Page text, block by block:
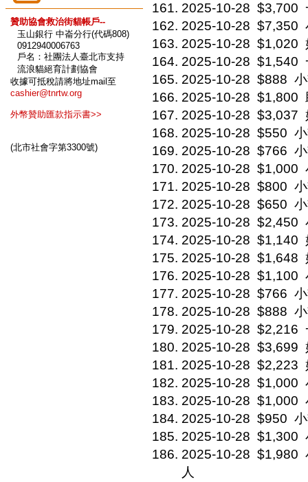
贊助協會救治街貓帳戶--
玉山銀行 中崙分行(代碼808)
0912940006763
戶名：社團法人臺北市支持
流浪貓絕育計劃協會
收據可抵稅請將地址mail至
cashier@tnrtw.org
外幣贊助匯款指示書>>
(北市社會字第3300號)
2025-10-28 $3,700
2025-10-28 $7,350
2025-10-28 $1,020
2025-10-28 $1,540
2025-10-28 $888
2025-10-28 $1,800
2025-10-28 $3,037
2025-10-28 $550
2025-10-28 $766
2025-10-28 $1,000
2025-10-28 $800
2025-10-28 $650
2025-10-28 $2,450
2025-10-28 $1,140
2025-10-28 $1,648
2025-10-28 $1,100
2025-10-28 $766
2025-10-28 $888
2025-10-28 $2,216
2025-10-28 $3,699
2025-10-28 $2,223
2025-10-28 $1,000
2025-10-28 $1,000
2025-10-28 $950
2025-10-28 $1,300
2025-10-28 $1,980
人